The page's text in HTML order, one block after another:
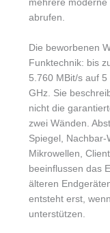
mehrere
abrufen.
Die beworbenen
Funktechnik: bis
5.760 MBit/s auf
GHz. Sie
nicht die
zwei Wänden.
Spiegel, Nachbar-
Mikrowellen,
beeinflussen das
älteren
entsteht erst,
unterstützen.